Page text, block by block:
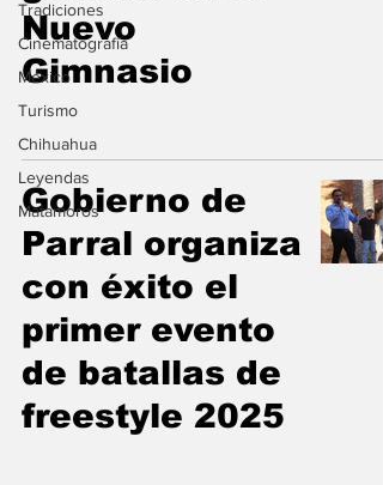
Tradiciones
Cinematografía
México
Turismo
Chihuahua
Leyendas
Matamoros
Nuevo
Gimnasio
Gobierno de
Parral organiza
con éxito el
primer evento
de batallas de
freestyle 2025